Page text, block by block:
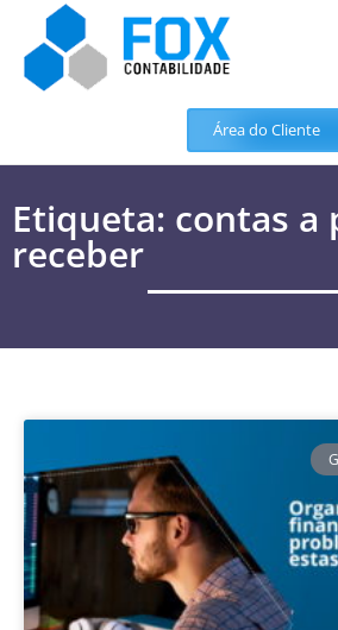
Área do Cliente
Etiqueta: contas a
receber